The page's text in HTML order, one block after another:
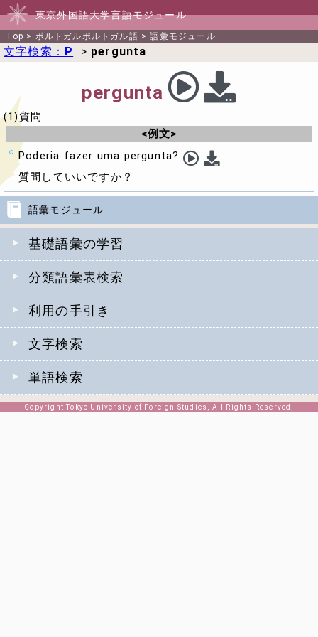
東京外国語大学言語モジュール
Top > ポルトガルポルトガル語 >語彙モジュール
語彙モジュール
基礎語彙の学習
分類語彙表検索
利用の手引き
文字検索
単語検索
文字検索： P > pergunta
pergunta
(1)質問
<例文>
Poderia fazer uma pergunta?
質問していいですか？
Copyright Tokyo University of Foreign Studies, All Rights Reserved,